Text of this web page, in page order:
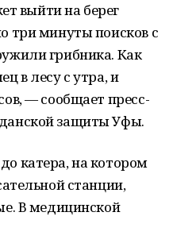
выйти на берег
три минуты поисков с
грибника. Как
в лесу с утра, и
— сообщает пресс-
защиты Уфы.
катера, на котором
станции,
В медицинской